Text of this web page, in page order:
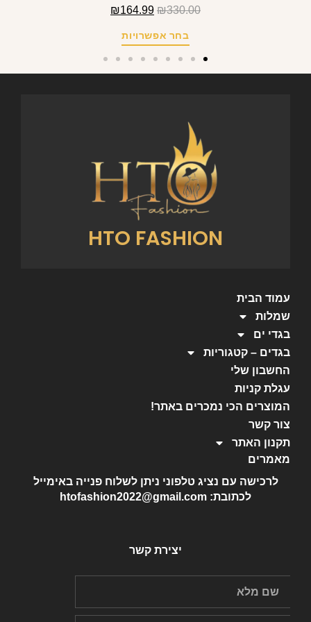
₪330.00
₪164.99
בחר אפשרויות
HTO FASHION
עמוד הבית
שמלות
בגדי ים
בגדים – קטגוריות
החשבון שלי
עגלת קניות
המוצרים הכי נמכרים באתר!
צור קשר
תקנון האתר
מאמרים
לרכישה עם נציג טלפוני ניתן לשלוח פנייה באימייל
לכתובת: htofashion2022@gmail.com
יצירת קשר